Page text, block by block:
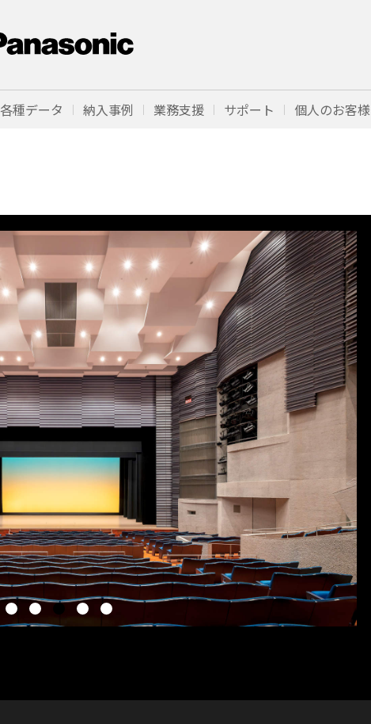
各種データ 納入事例 業務支援 サポート 個人のお客様